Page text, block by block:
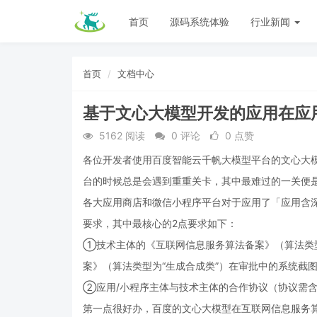
首页 源码系统体验 行业新闻
首页 文档中心
基于文心大模型开发的应用在
5162 阅读 0 评论
0 点赞
各位开发者使用百度智能云千帆大模型平台的文心
台的时候总是会遇到重重关卡，其中最难过的一关便
各大应用商店和微信小程序平台对于应用了「应用
要求，其中最核心的2点要求如下：
①技术主体的《互联网信息服务算法备案》（算法类
案》（算法类型为“生成合成类”）在审批中的系统截图
②应用/小程序主体与技术主体的合作协议（协议需
第一点很好办，百度的文心大模型在互联网信息服